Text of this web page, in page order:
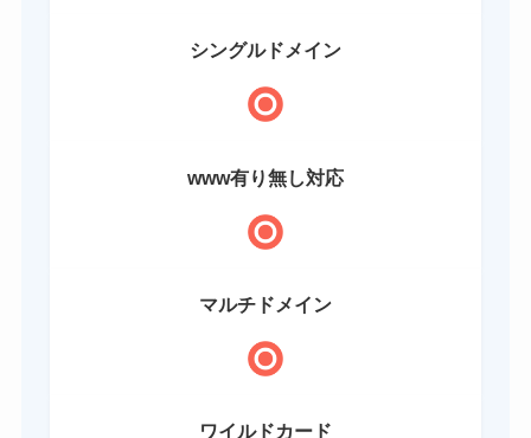
シングルドメイン
www有り無し対応
マルチドメイン
ワイルドカード